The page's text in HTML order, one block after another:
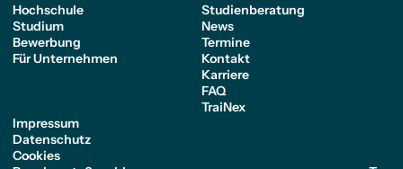
Hochschule
Studium
Bewerbung
Für Unternehmen
Studienberatung
News
Termine
Kontakt
Karriere
FAQ
TraiNex
Impressum
Datenschutz
Cookies